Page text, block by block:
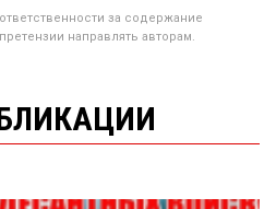
за содержание
направлять авторам.